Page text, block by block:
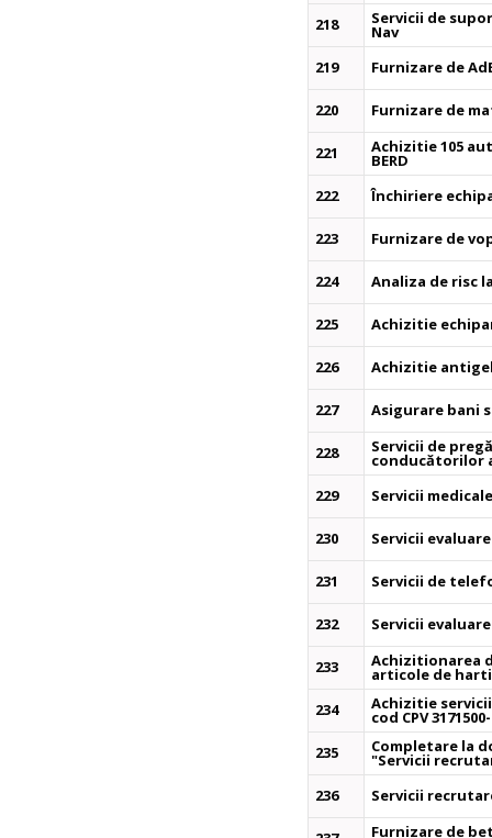
218
Servicii de
Nav
219
Furnizare de
220 Furnizare de
221 Achizitie 105
BERD
222
Închiriere
223 Furnizare de
224 Analiza de risc
225 Achizitie
226 Achizitie
227 Asigurare bani
228 Servicii de
conducătorilor
229
Servicii
230 Servicii
231 Servicii de
232 Servicii
233 Achizitionarea
articole de
234
Achizitie
cod CPV
235
Completare la
"Servicii
236
Servicii
Furnizare de